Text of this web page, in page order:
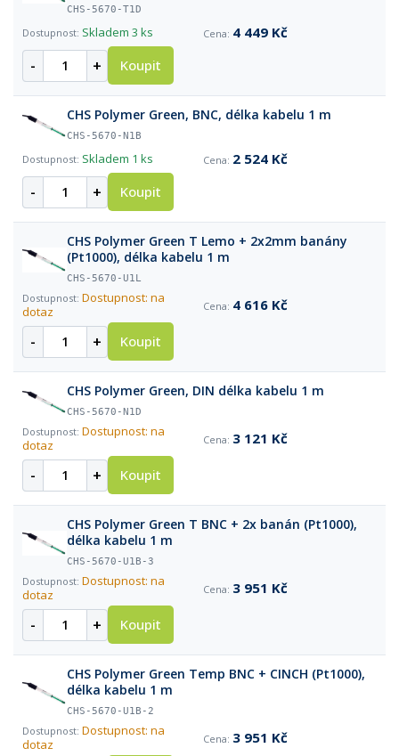
CHS-5670-T1D
Skladem 3 ks 4 449 Kč
- + Koupit
CHS Polymer Green, BNC, délka kabelu 1 m
CHS-5670-N1B
Skladem 1 ks 2 524 Kč
- + Koupit
CHS Polymer Green T Lemo + 2x2mm banány
(Pt1000), délka kabelu 1 m
CHS-5670-U1L
Dostupnost: na
dotaz
4 616 Kč
- + Koupit
CHS Polymer Green, DIN délka kabelu 1 m
CHS-5670-N1D
Dostupnost: na
dotaz
3 121 Kč
- + Koupit
CHS Polymer Green T BNC + 2x banán (Pt1000),
délka kabelu 1 m
CHS-5670-U1B-3
Dostupnost: na
dotaz
3 951 Kč
- + Koupit
CHS Polymer Green Temp BNC + CINCH (Pt1000),
délka kabelu 1 m
CHS-5670-U1B-2
Dostupnost: na
dotaz
3 951 Kč